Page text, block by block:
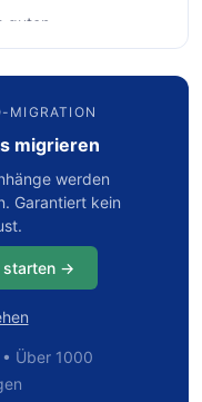
guten
MIGRATION
migrieren
werden
Garantiert kein
starten →
Über 1000